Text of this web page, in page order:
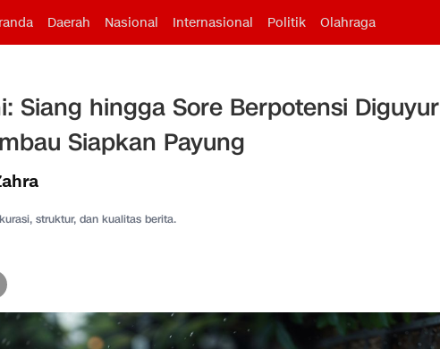
Daerah Nasional Internasional Politik Olahraga
Siang hingga Sore Berpotensi Diguyur
Siapkan Payung
struktur, dan kualitas berita.